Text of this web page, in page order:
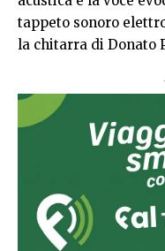
tappeto sonoro
la chitarra di Donato